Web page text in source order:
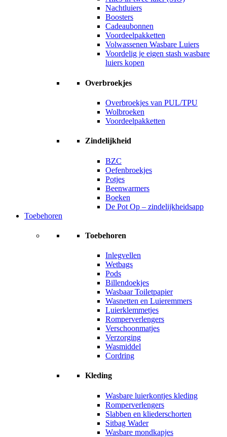
Nachtluiers
Boosters
Cadeaubonnen
Voordeelpakketten
Volwassenen Wasbare Luiers
Voordelig je eigen stash wasbare
luiers kopen
Overbroekjes
Overbroekjes van PUL/TPU
Wolbroeken
Voordeelpakketten
Zindelijkheid
BZC
Oefenbroekjes
Potjes
Beenwarmers
Boeken
De Pot Op – zindelijkheidsapp
Toebehoren
Toebehoren
Inlegvellen
Wetbags
Pods
Billendoekjes
Wasbaar Toiletpapier
Wasnetten en Luieremmers
Luierklemmetjes
Romperverlengers
Verschoonmatjes
Verzorging
Wasmiddel
Cordring
Kleding
Wasbare luierkontjes kleding
Romperverlengers
Slabben en kliederschorten
Sitbag Wader
Wasbare mondkapjes